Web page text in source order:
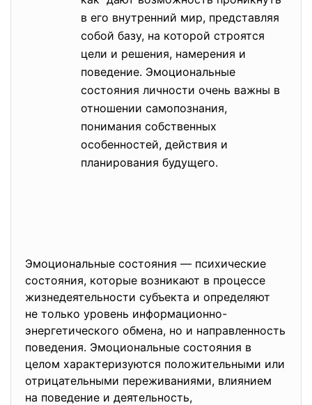
в его внутренний мир, представляя
собой базу, на которой строятся
цели и решения, намерения и
поведение. Эмоциональные
состояния личности очень важны в
отношении самопознания,
понимания собственных
особенностей, действия и
планирования будущего.
Эмоциональные состояния — психические
состояния, которые возникают в процессе
жизнедеятельности субъекта и определяют
не только уровень информационно-
энергетического обмена, но и направленность
поведения. Эмоциональные состояния в
целом характеризуются положительными или
отрицательными переживаниями, влиянием
на поведение и деятельность,